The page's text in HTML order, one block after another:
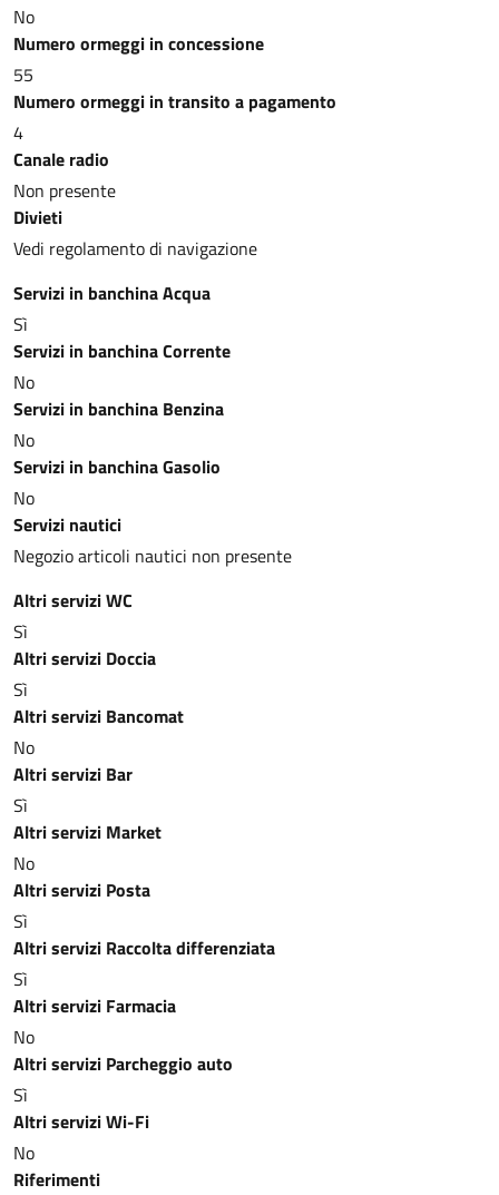
No
Numero ormeggi in concessione
55
Numero ormeggi in transito a pagamento
4
Canale radio
Non presente
Divieti
Vedi regolamento di navigazione
Servizi in banchina Acqua
Sì
Servizi in banchina Corrente
No
Servizi in banchina Benzina
No
Servizi in banchina Gasolio
No
Servizi nautici
Negozio articoli nautici non presente
Altri servizi WC
Sì
Altri servizi Doccia
Sì
Altri servizi Bancomat
No
Altri servizi Bar
Sì
Altri servizi Market
No
Altri servizi Posta
Sì
Altri servizi Raccolta differenziata
Sì
Altri servizi Farmacia
No
Altri servizi Parcheggio auto
Sì
Altri servizi Wi-Fi
No
Riferimenti